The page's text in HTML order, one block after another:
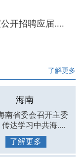
开招聘应届....
了解更多
海南
南省委会召开主委
传达学习中共海....
了解更多